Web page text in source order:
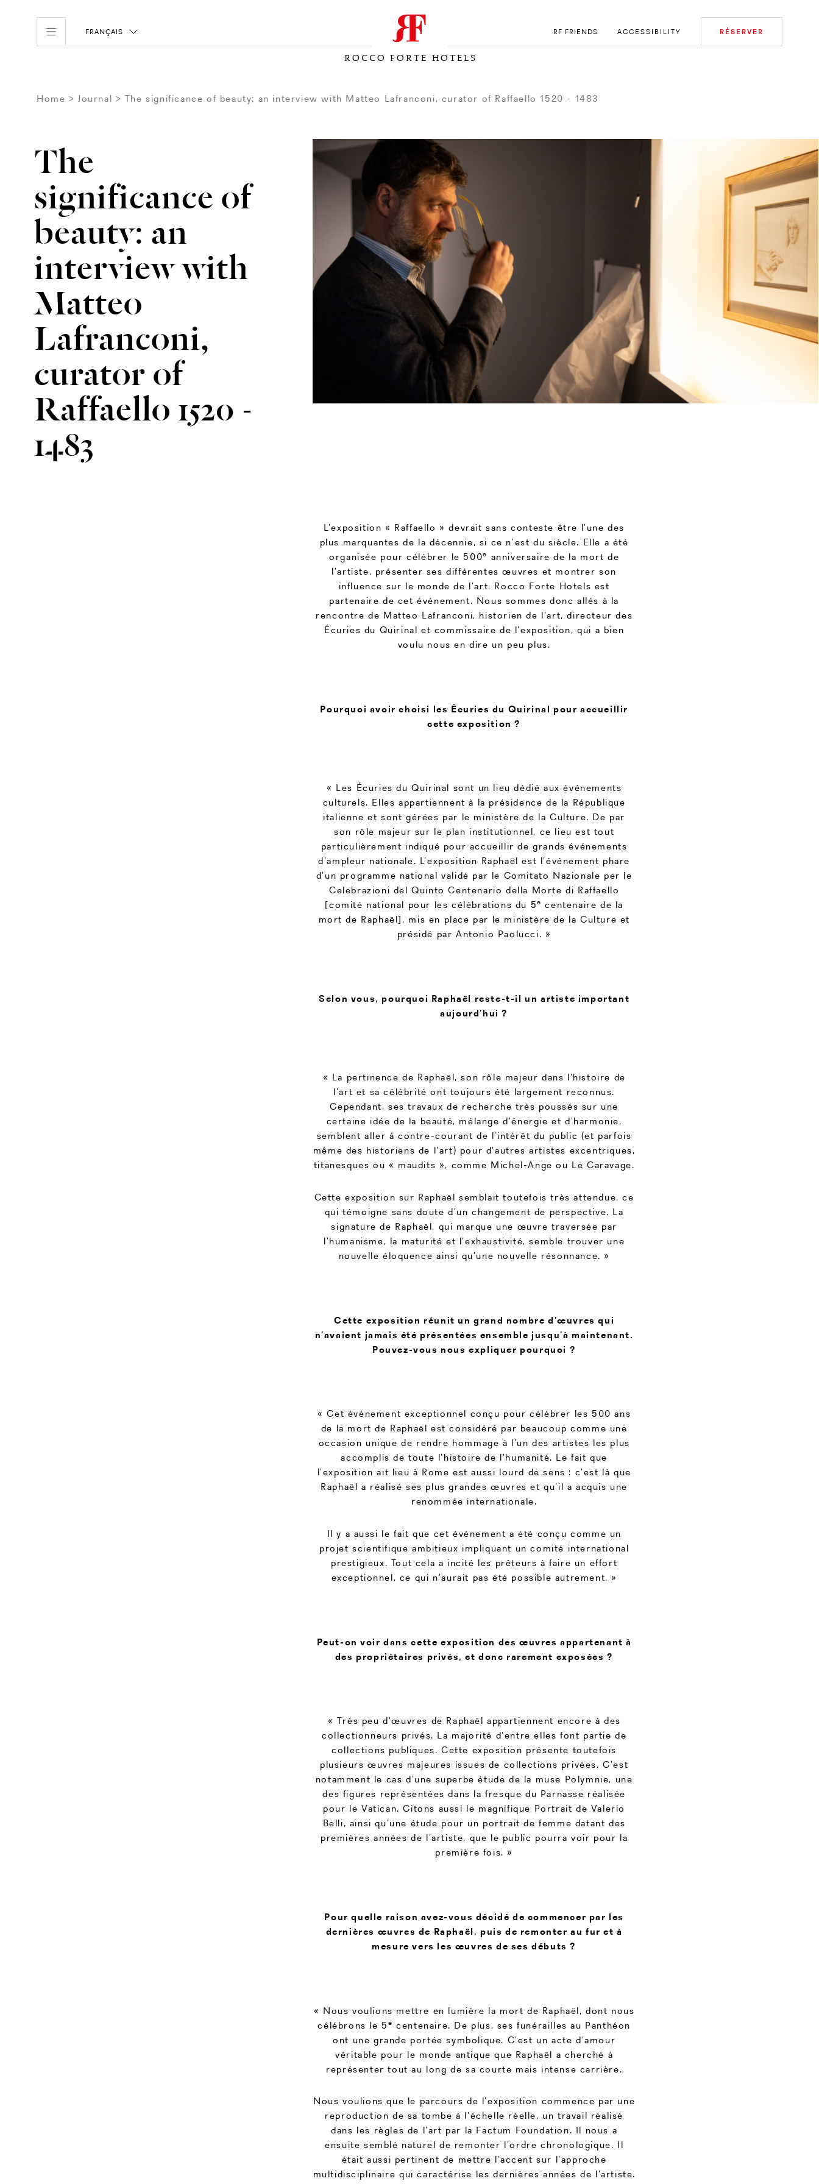
FRANÇAIS
ROCCO FORTE HOTELS
RF FRIENDS ACCESSIBILITY RÉSERVER
Home Journal The significance of beauty: an interview with Matteo Lafranconi, curator of Raffaello 1520 - 1483
The
significance of
beauty: an
interview with
Matteo
Lafranconi,
curator of
Raffaello 1520 -
1483
L’exposition « Raffaello » devrait sans conteste être l’une des
plus marquantes de la décennie, si ce n’est du siècle. Elle a été
organisée pour célébrer le 500e anniversaire de la mort de
l’artiste, présenter ses différentes œuvres et montrer son
influence sur le monde de l’art. Rocco Forte Hotels est
partenaire de cet événement. Nous sommes donc allés à la
rencontre de Matteo Lafranconi, historien de l’art, directeur des
Écuries du Quirinal et commissaire de l’exposition, qui a bien
voulu nous en dire un peu plus.
Pourquoi avoir choisi les Écuries du Quirinal pour accueillir
cette exposition ?
« Les Écuries du Quirinal sont un lieu dédié aux événements
culturels. Elles appartiennent à la présidence de la République
italienne et sont gérées par le ministère de la Culture. De par
son rôle majeur sur le plan institutionnel, ce lieu est tout
particulièrement indiqué pour accueillir de grands événements
d’ampleur nationale. L’exposition Raphaël est l’événement phare
d’un programme national validé par le Comitato Nazionale per le
Celebrazioni del Quinto Centenario della Morte di Raffaello
[comité national pour les célébrations du 5e centenaire de la
mort de Raphaël], mis en place par le ministère de la Culture et
présidé par Antonio Paolucci. »
Selon vous, pourquoi Raphaël reste-t-il un artiste important
aujourd’hui ?
« La pertinence de Raphaël, son rôle majeur dans l’histoire de
l’art et sa célébrité ont toujours été largement reconnus.
Cependant, ses travaux de recherche très poussés sur une
certaine idée de la beauté, mélange d’énergie et d’harmonie,
semblent aller à contre-courant de l’intérêt du public (et parfois
même des historiens de l’art) pour d’autres artistes excentriques,
titanesques ou « maudits », comme Michel-Ange ou Le Caravage.
Cette exposition sur Raphaël semblait toutefois très attendue, ce
qui témoigne sans doute d’un changement de perspective. La
signature de Raphaël, qui marque une œuvre traversée par
l’humanisme, la maturité et l’exhaustivité, semble trouver une
nouvelle éloquence ainsi qu’une nouvelle résonnance. »
Cette exposition réunit un grand nombre d’œuvres qui
n’avaient jamais été présentées ensemble jusqu’à maintenant.
Pouvez-vous nous expliquer pourquoi ?
« Cet événement exceptionnel conçu pour célébrer les 500 ans
de la mort de Raphaël est considéré par beaucoup comme une
occasion unique de rendre hommage à l’un des artistes les plus
accomplis de toute l’histoire de l’humanité. Le fait que
l’exposition ait lieu à Rome est aussi lourd de sens : c’est là que
Raphaël a réalisé ses plus grandes œuvres et qu’il a acquis une
renommée internationale.
Il y a aussi le fait que cet événement a été conçu comme un
projet scientifique ambitieux impliquant un comité international
prestigieux. Tout cela a incité les prêteurs à faire un effort
exceptionnel, ce qui n’aurait pas été possible autrement. »
Peut-on voir dans cette exposition des œuvres appartenant à
des propriétaires privés, et donc rarement exposées ?
« Très peu d’œuvres de Raphaël appartiennent encore à des
collectionneurs privés. La majorité d’entre elles font partie de
collections publiques. Cette exposition présente toutefois
plusieurs œuvres majeures issues de collections privées. C’est
notamment le cas d’une superbe étude de la muse Polymnie, une
des figures représentées dans la fresque du Parnasse réalisée
pour le Vatican. Citons aussi le magnifique Portrait de Valerio
Belli, ainsi qu’une étude pour un portrait de femme datant des
premières années de l’artiste, que le public pourra voir pour la
première fois. »
Pour quelle raison avez-vous décidé de commencer par les
dernières œuvres de Raphaël, puis de remonter au fur et à
mesure vers les œuvres de ses débuts ?
« Nous voulions mettre en lumière la mort de Raphaël, dont nous
célébrons le 5 e centenaire. De plus, ses funérailles au Panthéon
ont une grande portée symbolique. C’est un acte d’amour
véritable pour le monde antique que Raphaël a cherché à
représenter tout au long de sa courte mais intense carrière.
Nous voulions que le parcours de l’exposition commence par une
reproduction de sa tombe à l’échelle réelle, un travail réalisé
dans les règles de l’art par la Factum Foundation. Il nous a
ensuite semblé naturel de remonter l’ordre chronologique. Il
était aussi pertinent de mettre l’accent sur l’approche
multidisciplinaire qui caractérise les dernières années de l’artiste.